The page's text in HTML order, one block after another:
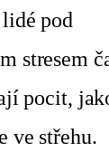
pod
stresem
pocit,
ve střehu.